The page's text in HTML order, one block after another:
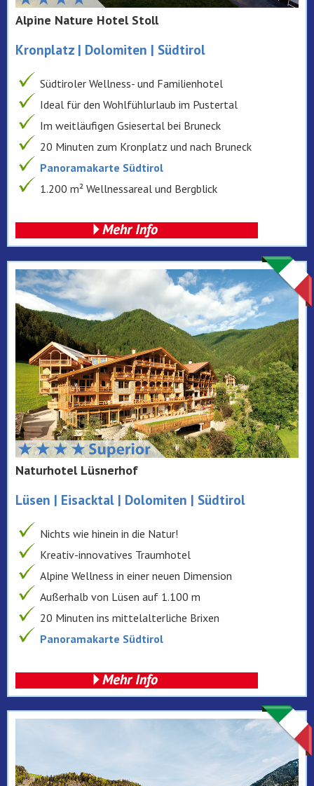
Alpine Nature Hotel Stoll
Kronplatz | Dolomiten | Südtirol
Südtiroler Wellness- und Familienhotel
Ideal für den Wohlfühlurlaub im Pustertal
Im weitläufigen Gsiesertal bei Bruneck
20 Minuten zum Kronplatz und nach Bruneck
Panoramakarte Südtirol
1.200 m² Wellnessareal und Bergblick
Naturhotel Lüsnerhof
Lüsen | Eisacktal | Dolomiten | Südtirol
Nichts wie hinein in die Natur!
Kreativ-innovatives Traumhotel
Alpine Wellness in einer neuen Dimension
Außerhalb von Lüsen auf 1.100 m
20 Minuten ins mittelalterliche Brixen
Panoramakarte Südtirol